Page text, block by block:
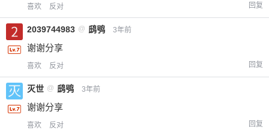
喜欢 反对 回复
2039744983 @ 鸱鸮 3年前
谢谢分享
喜欢 反对 回复
灭世 @ 鸱鸮 3年前
谢谢分享
喜欢 反对 回复